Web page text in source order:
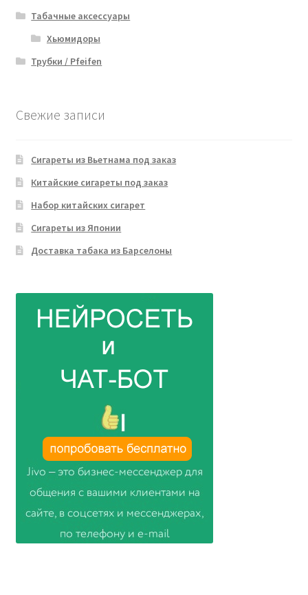
Табачные аксессуары
Хьюмидоры
Трубки / Pfeifen
Свежие записи
Сигареты из Вьетнама под заказ
Китайские сигареты под заказ
Набор китайских сигарет
Сигареты из Японии
Доставка табака из Барселоны